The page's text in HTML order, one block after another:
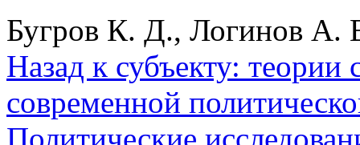
Бугров К. Д., Логинов А.
Назад к субъекту:
современной